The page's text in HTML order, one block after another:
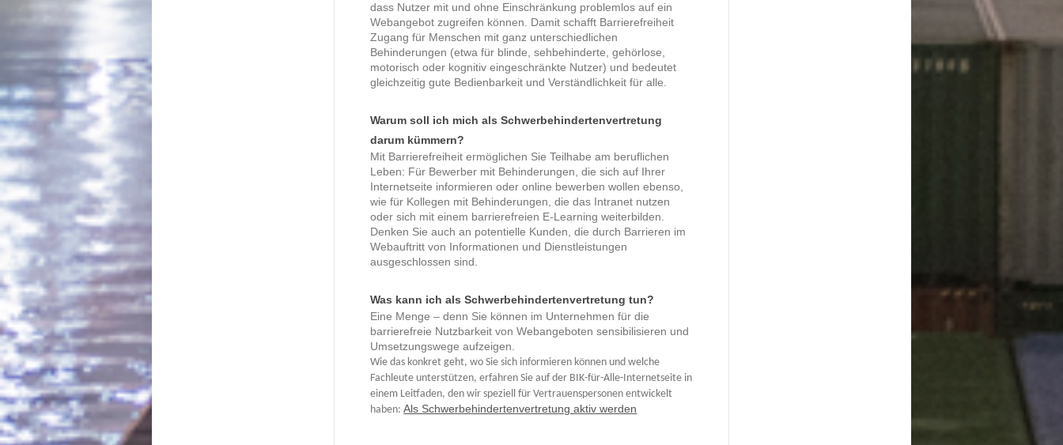
dass Nutzer mit und ohne Einschränkung problemlos auf ein
Webangebot zugreifen können. Damit schafft Barrierefreiheit
Zugang für Menschen mit ganz unterschiedlichen
Behinderungen (etwa für blinde, sehbehinderte, gehörlose,
motorisch oder kognitiv eingeschränkte Nutzer) und bedeutet
gleichzeitig gute Bedienbarkeit und Verständlichkeit für alle.
Warum soll ich mich als Schwerbehindertenvertretung
darum kümmern?
Mit Barrierefreiheit ermöglichen Sie Teilhabe am beruflichen
Leben: Für Bewerber mit Behinderungen, die sich auf Ihrer
Internetseite informieren oder online bewerben wollen ebenso,
wie für Kollegen mit Behinderungen, die das Intranet nutzen
oder sich mit einem barrierefreien E-Learning weiterbilden.
Denken Sie auch an potentielle Kunden, die durch Barrieren im
Webauftritt von Informationen und Dienstleistungen
ausgeschlossen sind.
Was kann ich als Schwerbehindertenvertretung tun?
Eine Menge – denn Sie können im Unternehmen für die
barrierefreie Nutzbarkeit von Webangeboten sensibilisieren und
Umsetzungswege aufzeigen.
Wie das konkret geht, wo Sie sich informieren können und welche
Fachleute unterstützen, erfahren Sie auf der BIK-für-Alle-Internetseite in
einem Leitfaden, den wir speziell für Vertrauenspersonen entwickelt
haben: Als Schwerbehindertenvertretung aktiv werden